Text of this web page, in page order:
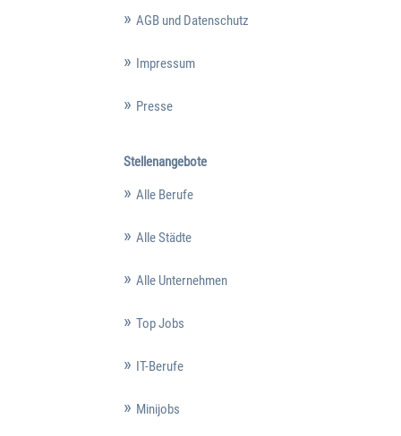
AGB und Datenschutz
Impressum
Presse
Stellenangebote
Alle Berufe
Alle Städte
Alle Unternehmen
Top Jobs
IT-Berufe
Minijobs